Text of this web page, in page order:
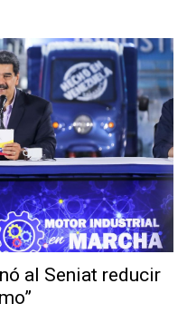
al Seniat reducir